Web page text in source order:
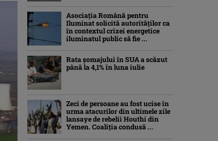
Asociaţia Română pentru
Iluminat solicită autorităților ca
în contextul crizei energetice
iluminatul public să fie ...
Rata șomajului în SUA a scăzut
până la 4,1% în luna iulie
Zeci de persoane au fost ucise în
urma atacurilor din ultimele zile
lansaye de rebelii Houthi din
Yemen. Coaliția condusă ...